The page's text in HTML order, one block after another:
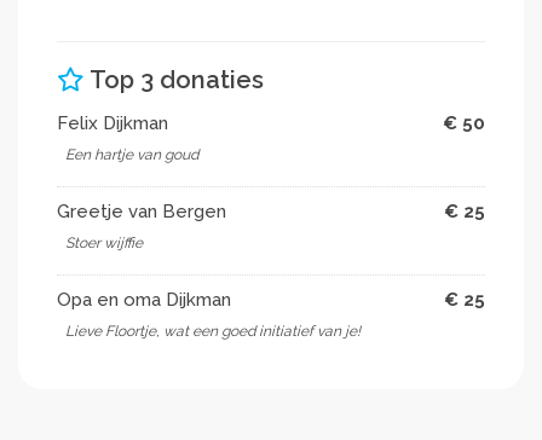
Top 3 donaties
Felix Dijkman € 50
Een hartje van goud
Greetje van Bergen € 25
Stoer wijffie ️
Opa en oma Dijkman € 25
Lieve Floortje, wat een goed initiatief van je!